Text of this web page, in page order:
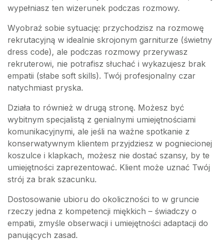
wypełniasz ten wizerunek podczas rozmowy.
Wyobraź sobie sytuację: przychodzisz na rozmowę
rekrutacyjną w idealnie skrojonym garniturze (świetny
dress code), ale podczas rozmowy przerywasz
rekruterowi, nie potrafisz słuchać i wykazujesz brak
empatii (słabe soft skills). Twój profesjonalny czar
natychmiast pryska.
Działa to również w drugą stronę. Możesz być
wybitnym specjalistą z genialnymi umiejętnościami
komunikacyjnymi, ale jeśli na ważne spotkanie z
konserwatywnym klientem przyjdziesz w pogniecionej
koszulce i klapkach, możesz nie dostać szansy, by te
umiejętności zaprezentować. Klient może uznać Twój
strój za brak szacunku.
Dostosowanie ubioru do okoliczności to w gruncie
rzeczy jedna z kompetencji miękkich – świadczy o
empatii, zmyśle obserwacji i umiejętności adaptacji do
panujących zasad.